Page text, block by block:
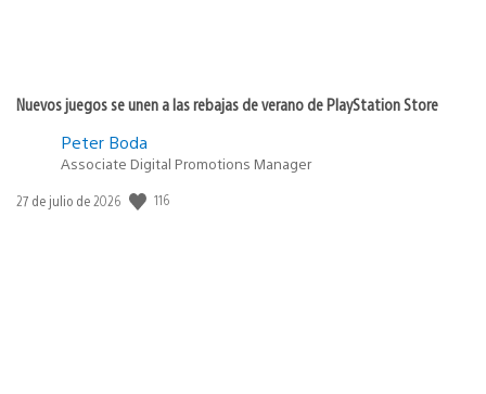
Nuevos juegos se unen a las rebajas de verano de PlayStation Store
Peter Boda
Associate Digital Promotions Manager
Fecha
27 de julio de 2026 116